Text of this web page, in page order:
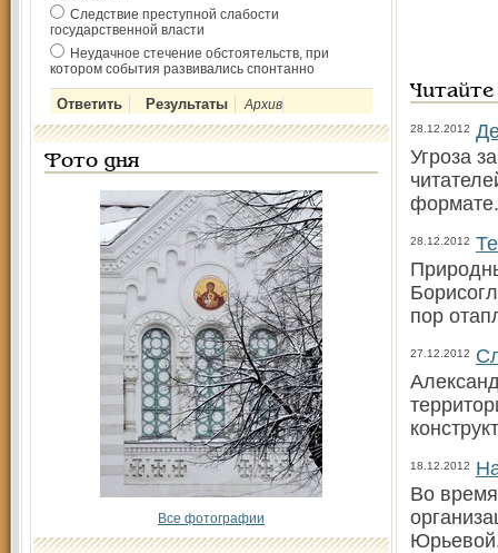
Следствие преступной слабости
государственной власти
Неудачное стечение обстоятельств, при
котором события развивались спонтанно
Архив
Фото дня
Все фотографии
28.12.2012
Угроза
формате.
28.12.2012
пор
27.12.2012
18.12.2012
Во